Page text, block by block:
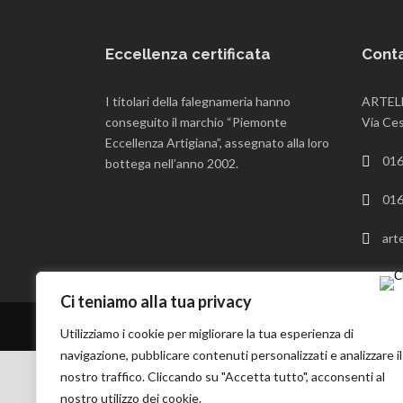
Ci teniamo alla tua privacy
Utilizziamo i cookie per migliorare la tua esperienza di
navigazione, pubblicare contenuti personalizzati e analizzare il
nostro traffico. Cliccando su "Accetta tutto", acconsenti al
nostro utilizzo dei cookie.
Eccellenza certificata
I titolari della falegnameria hanno
conseguito il marchio “Piemonte
Eccellenza Artigiana”, assegnato alla loro
bottega nell’anno 2002.
Via
- Privacy and cookie policy